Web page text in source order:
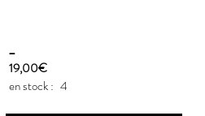
_
19,00€
en stock : 4